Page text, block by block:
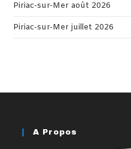
Piriac-sur-Mer août 2026
Piriac-sur-Mer juillet 2026
A Propos